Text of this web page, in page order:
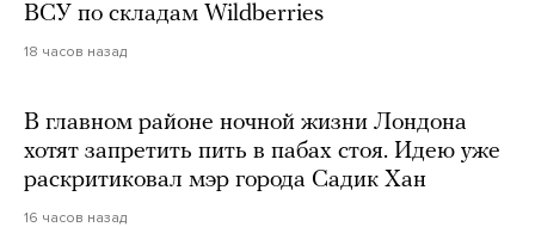
ВСУ по складам Wildberries
18 часов назад
В главном районе ночной жизни Лондона
хотят запретить пить в пабах стоя. Идею уже
раскритиковал мэр города Садик Хан
16 часов назад